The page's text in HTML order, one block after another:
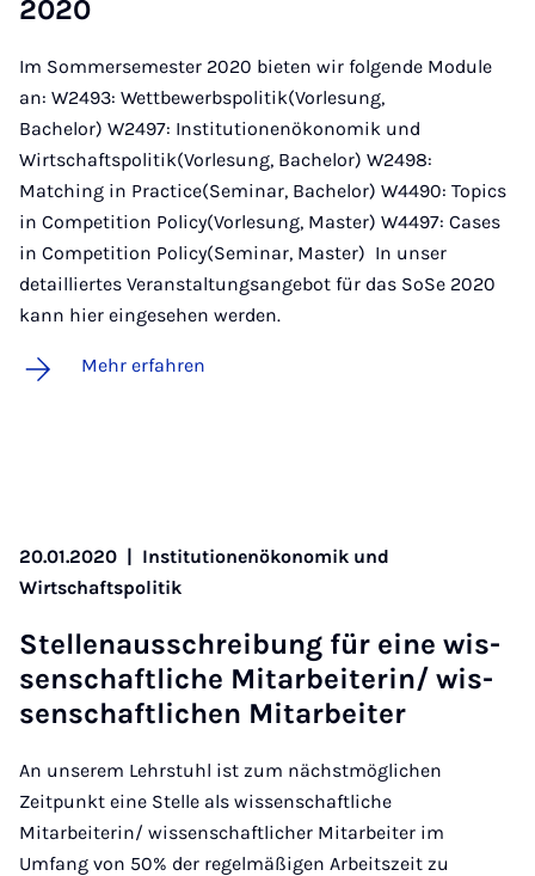
2020
Im Sommersemester 2020 bieten wir folgende Module
an: W2493: Wettbewerbspolitik(Vorlesung,
Bachelor) W2497: Institutionenökonomik und
Wirtschaftspolitik(Vorlesung, Bachelor) W2498:
Matching in Practice(Seminar, Bachelor) W4490: Topics
in Competition Policy(Vorlesung, Master) W4497: Cases
in Competition Policy(Seminar, Master) In unser
detailliertes Veranstaltungsangebot für das SoSe 2020
kann hier eingesehen werden.
Mehr erfahren
20.01.2020 | Institutionenökonomik und
Wirtschaftspolitik
Stel­le­n­aus­schrei­bung für ei­ne wis­
sen­schaft­li­che Mit­a­r­bei­te­rin/ wis­
sen­schaft­li­chen Mit­a­r­bei­ter
An unserem Lehrstuhl ist zum nächstmöglichen
Zeitpunkt eine Stelle als wissenschaftliche
Mitarbeiterin/ wissenschaftlicher Mitarbeiter im
Umfang von 50% der regelmäßigen Arbeitszeit zu